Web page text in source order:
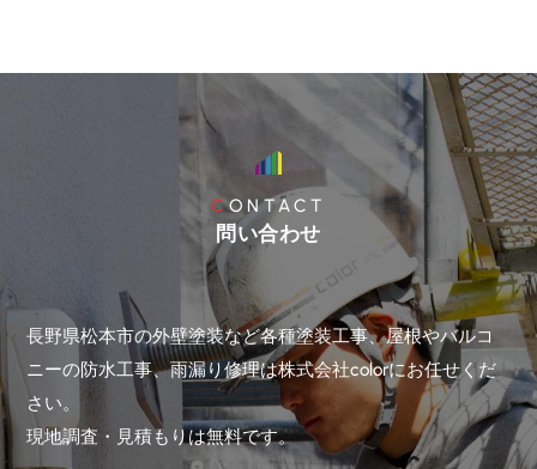
CONTACT
問い合わせ
長野県松本市の外壁塗装など各種塗装工事、屋根やバルコ
ニーの防水工事、雨漏り修理は株式会社colorにお任せくだ
さい。
現地調査・見積もりは無料です。